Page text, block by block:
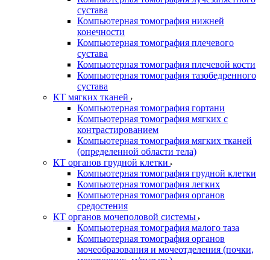
сустава
Компьютерная томография нижней
конечности
Компьютерная томография плечевого
сустава
Компьютерная томография плечевой кости
Компьютерная томография тазобедренного
сустава
КТ мягких тканей
Компьютерная томография гортани
Компьютерная томография мягких с
контрастированием
Компьютерная томография мягких тканей
(определенной области тела)
КТ органов грудной клетки
Компьютерная томография грудной клетки
Компьютерная томография легких
Компьютерная томография органов
средостения
КТ органов мочеполовой системы
Компьютерная томография малого таза
Компьютерная томография органов
мочеобразования и мочеотделения (почки,